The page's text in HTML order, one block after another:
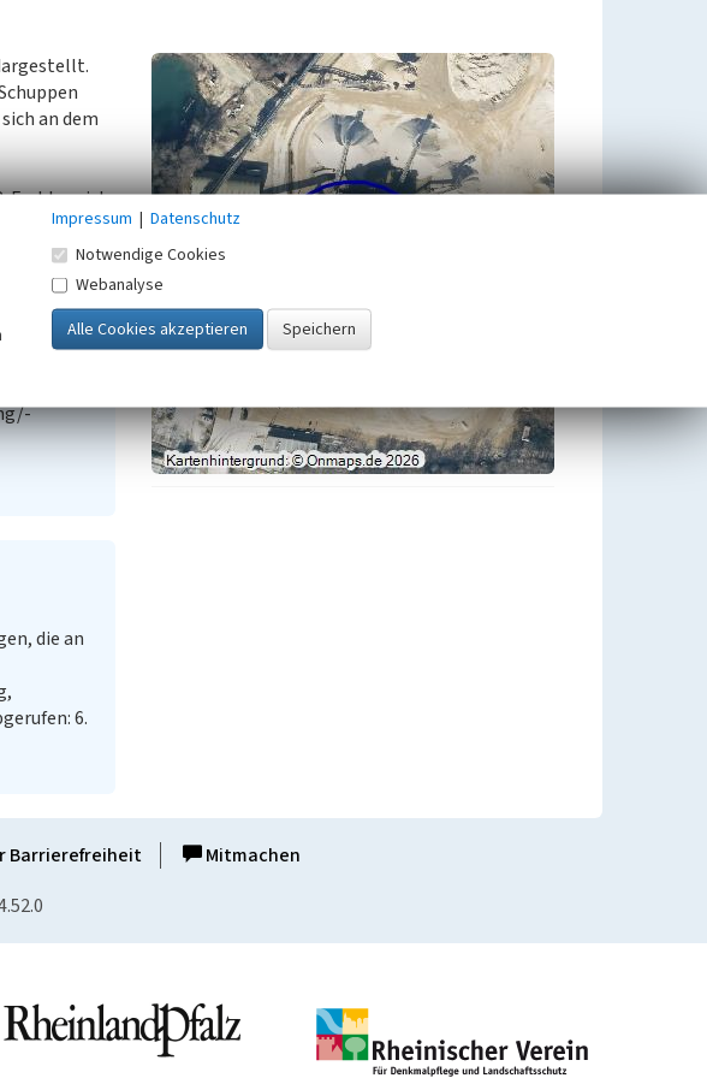
an dem
Fachbereich
die an
6.
Barrierefreiheit
Mitmachen
Impressum | Datenschutz
Notwendige Cookies
Webanalyse